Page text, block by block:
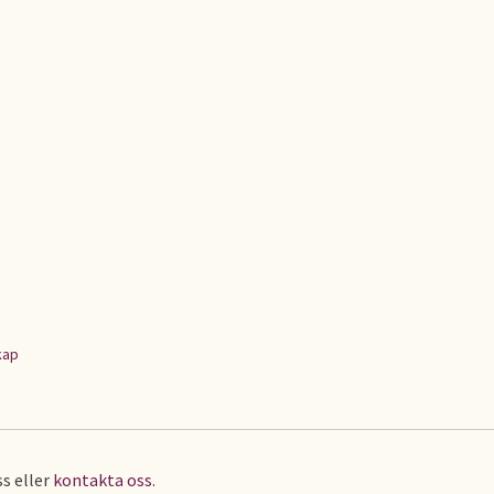
eller kontakta oss.